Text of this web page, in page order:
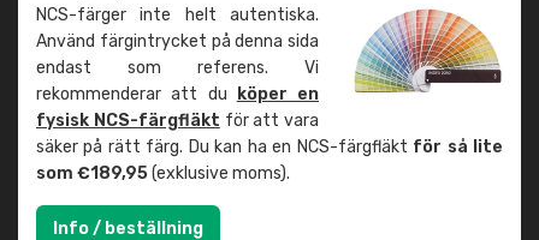
NCS-färger inte helt autentiska.
Använd färgintrycket på denna sida
endast som referens. Vi
rekommenderar att du
köper en
fysisk NCS-färgfläkt för att vara
säker på rätt färg. Du kan ha en NCS-färgfläkt för så lite
som €189,95(exklusive moms).
Info / beställning